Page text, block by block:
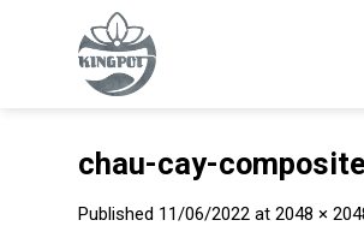
chau-cay-
Published 11/06/2022 at 2048 ×